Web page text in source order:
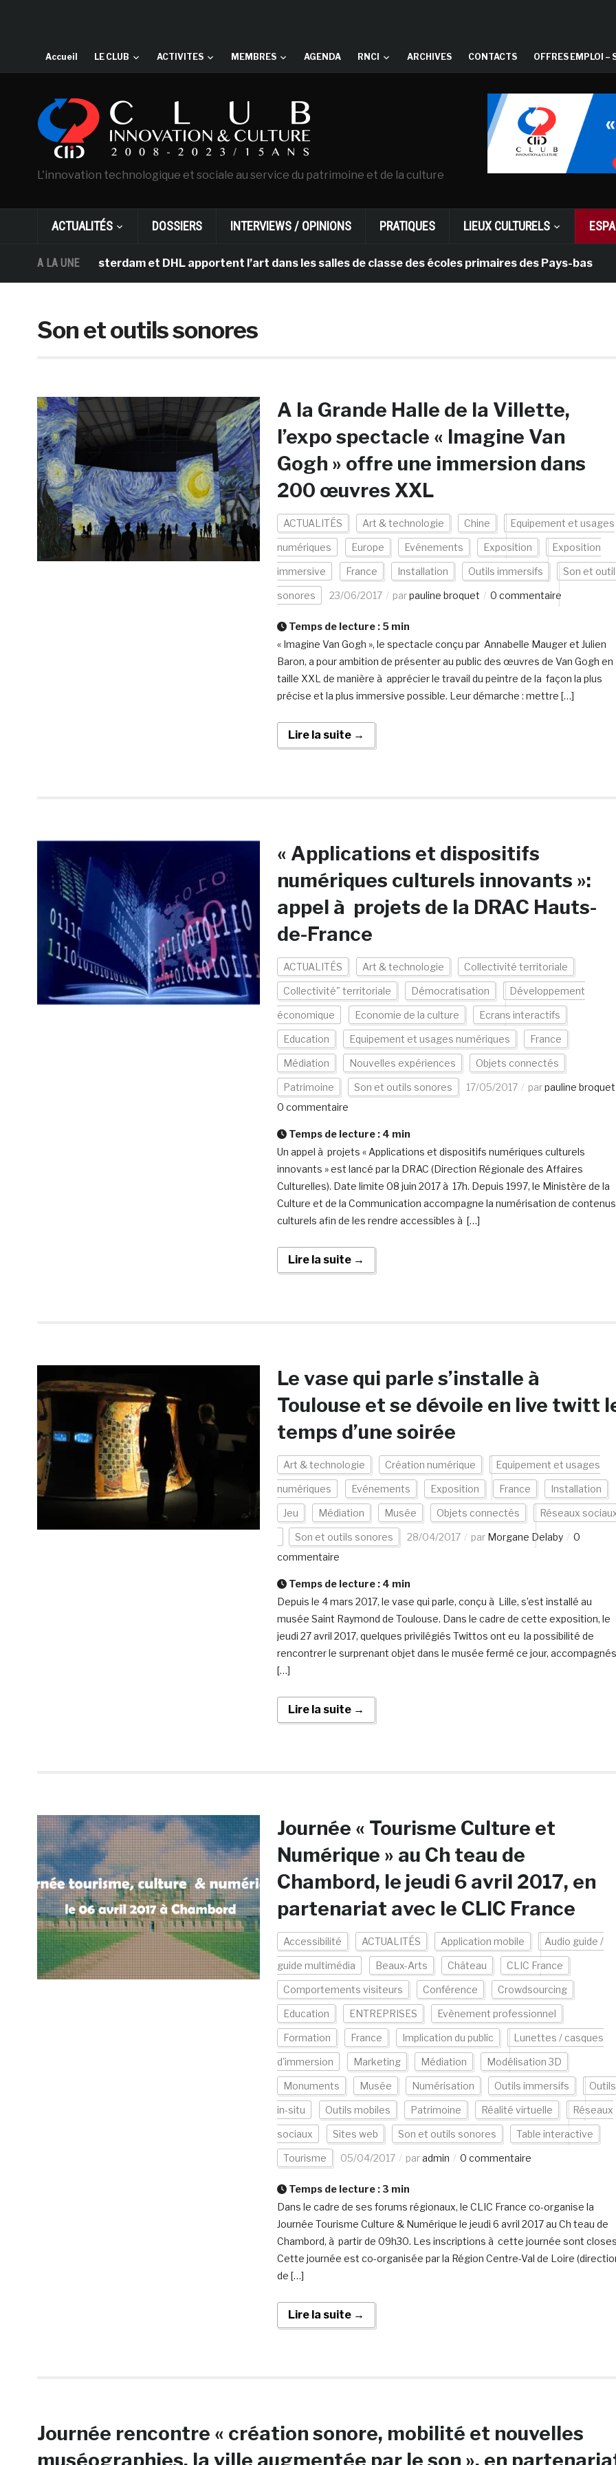
Accueil LE CLUB ACTIVITES MEMBRES AGENDA RNCI ARCHIVES CONTACTS OFFRES EMPLOI –
L'innovation technologique et sociale au service du patrimoine et de la culture
ACTUALITÉS DOSSIERS INTERVIEWS / OPINIONS PRATIQUES LIEUX CULTURELS
A LA UNE
Gogh d’Amsterdam et DHL apportent l’art dans les salles de classe des écoles primaires des Pays-bas
Son et outils sonores
A la Grande Halle de la Villette,
l’expo spectacle « Imagine Van
Gogh » offre une immersion dans
200 œuvres XXL
ACTUALITÉS Art & technologie Chine Equipement et usages
numériques Europe Evénements Exposition Exposition
immersive France Installation Outils immersifs Son et
sonores 23/06/2017 parpauline broquet 0 commentaire
Temps de lecture : 5 min
« Imagine Van Gogh », le spectacle conçu par Annabelle Mauger et Julien
Baron, a pour ambition de présenter au public des œuvres de Van Gogh en
taille XXL de manière à apprécier le travail du peintre de la façon la plus
précise et la plus immersive possible. Leur démarche : mettre […]
Lire la suite →
« Applications et dispositifs
numériques culturels innovants »:
appel à projets de la DRAC Hauts-
de-France
ACTUALITÉS Art & technologie Collectivité territoriale
Collectivité" territoriale Démocratisation Développement
économique Economie de la culture Ecrans interactifs
Education Equipement et usages numériques France
Médiation Nouvelles expériences Objets connectés
Patrimoine Son et outils sonores 17/05/2017 parpauline broquet
0 commentaire
Temps de lecture : 4 min
Un appel à projets « Applications et dispositifs numériques culturels
innovants » est lancé par la DRAC (Direction Régionale des Affaires
Culturelles). Date limite 08 juin 2017 à 17h. Depuis 1997, le Ministère de la
Culture et de la Communication accompagne la numérisation de contenus
culturels afin de les rendre accessibles à […]
Lire la suite →
Le vase qui parle s’installe à
Toulouse et se dévoile en live twitt
temps d’une soirée
Art & technologie Création numérique Equipement et usages
numériques Evénements Exposition France Installation
Jeu Médiation Musée Objets connectés Réseaux
Son et outils sonores 28/04/2017 par Morgane Delaby
0
commentaire
Temps de lecture : 4 min
Depuis le 4 mars 2017, le vase qui parle, conçu à Lille, s’est installé au
musée Saint Raymond de Toulouse. Dans le cadre de cette exposition, le
jeudi 27 avril 2017, quelques privilégiés Twittos ont eu la possibilité de
rencontrer le surprenant objet dans le musée fermé ce jour, accompagnés
[…]
Lire la suite →
Journée « Tourisme Culture et
Numérique » au Ch teau de
Chambord, le jeudi 6 avril 2017, en
partenariat avec le CLIC France
Accessibilité ACTUALITÉS Application mobile Audio guide /
guide multimédia Beaux-Arts Château CLIC France
Comportements visiteurs Conférence Crowdsourcing
Education ENTREPRISES Evènement professionnel
Formation France Implication du public Lunettes / casques
d'immersion Marketing Médiation Modélisation 3D
Monuments Musée Numérisation Outils immersifs Outils
in-situ Outils mobiles Patrimoine Réalité virtuelle Réseaux
sociaux Sites web Son et outils sonores Table interactive
Tourisme 05/04/2017 paradmin 0 commentaire
Temps de lecture : 3 min
Dans le cadre de ses forums régionaux, le CLIC France co-organise la
Journée Tourisme Culture & Numérique le jeudi 6 avril 2017 au Ch teau de
Chambord, à partir de 09h30. Les inscriptions à cette journée sont
Cette journée est co-organisée par la Région Centre-Val de Loire
de […]
Lire la suite →
Journée rencontre « création sonore, mobilité et nouvelles
muséographies, la ville augmentée par le son », en